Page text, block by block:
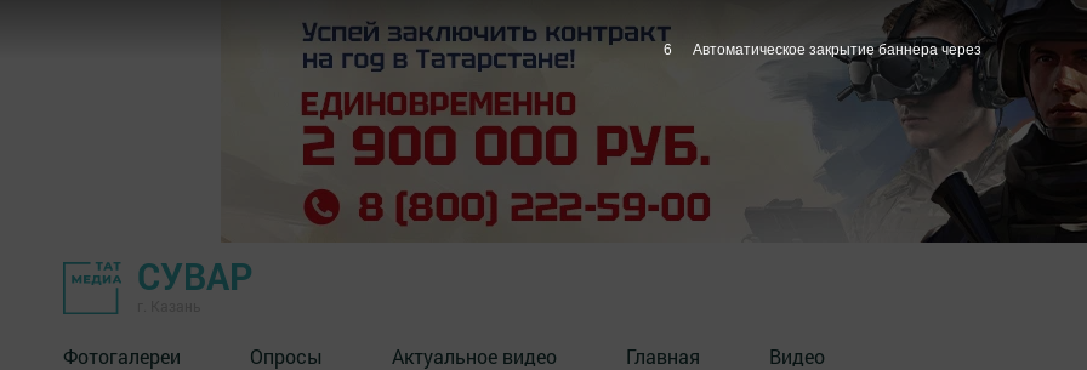
СУВАР
Фотогалереи Опросы Актуальное видео Главная Видео
5 Автоматическое закрытие баннера через